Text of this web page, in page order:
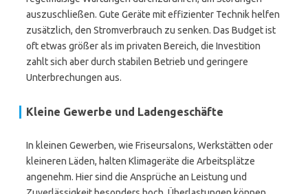
auszuschließen. Gute Geräte mit effizienter Technik helfen
zusätzlich, den Stromverbrauch zu senken. Das Budget ist
oft etwas größer als im privaten Bereich, die Investition
zahlt sich aber durch stabilen Betrieb und geringere
Unterbrechungen aus.
Kleine Gewerbe und Ladengeschäfte
In kleinen Gewerben, wie Friseursalons, Werkstätten oder
kleineren Läden, halten Klimageräte die Arbeitsplätze
angenehm. Hier sind die Ansprüche an Leistung und